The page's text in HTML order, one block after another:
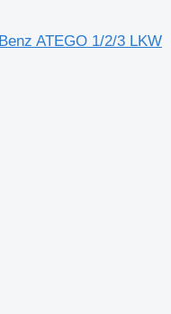
ATEGO 1/2/3 LKW